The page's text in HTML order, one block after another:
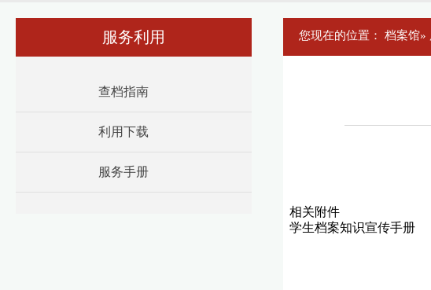
服务利用
查档指南
利用下载
服务手册
您现在的位置： 档案馆»
相关附件
学生档案知识宣传手册